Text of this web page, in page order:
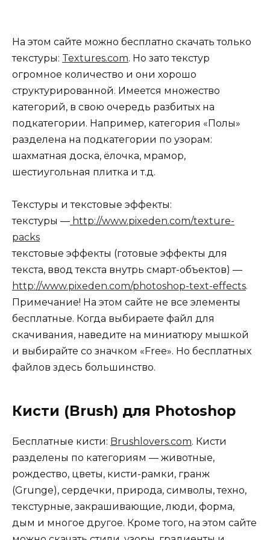
На этом сайте можно бесплатно скачать только
текстуры: Textures.com. Но зато текстур
огромное количество и они хорошо
структурированной. Имеется множество
категорий, в свою очередь разбитых на
подкатегории. Например, категория «Полы»
разделена на подкатегории по узорам:
шахматная доска, ёлочка, мрамор,
шестиугольная плитка и т.д.
Текстуры и текстовые эффекты:
текстуры — http://www.pixeden.com/texture-
packs
текстовые эффекты (готовые эффекты для
текста, ввод текста внутрь смарт-объектов) —
http://www.pixeden.com/photoshop-text-effects.
Примечание! На этом сайте не все элементы
бесплатные. Когда выбираете файл для
скачивания, наведите на миниатюру мышкой
и выбирайте со значком «Free». Но бесплатных
файлов здесь большинство.
Кисти (Brush) для Photoshop
Бесплатные кисти: Brushlovers.com. Кисти
разделены по категориям — животные,
рождество, цветы, кисти-рамки, гранж
(Grunge), сердечки, природа, символы, техно,
текстурные, закрашивающие, люди, форма,
дым и многое другое. Кроме того, на этом сайте